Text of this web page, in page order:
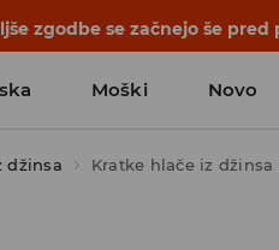
zgodbe se začnejo še
Moški Novo
džinsa Kratke hlače iz